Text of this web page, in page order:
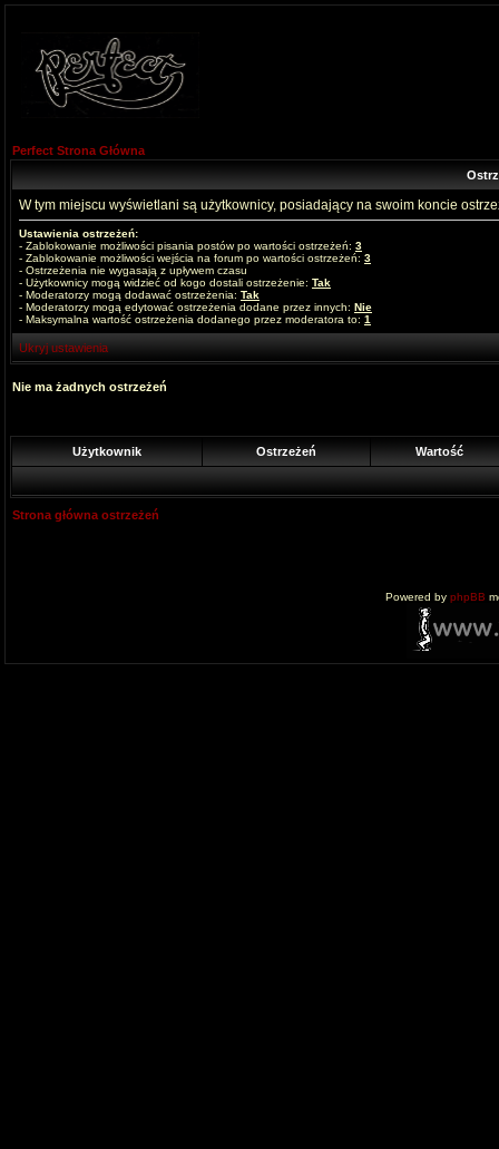
Perfect Strona Główna
W tym miejscu wyświetlani są użytkownicy, posiadający na swoim koncie
Ustawienia ostrzeżeń:
- Zablokowanie możliwości pisania postów po wartości ostrzeżeń: 3
- Zablokowanie możliwości wejścia na forum po wartości ostrzeżeń: 3
- Ostrzeżenia nie wygasają z upływem czasu
- Użytkownicy mogą widzieć od kogo dostali ostrzeżenie: Tak
- Moderatorzy mogą dodawać ostrzeżenia: Tak
- Moderatorzy mogą edytować ostrzeżenia dodane przez innych: Nie
- Maksymalna wartość ostrzeżenia dodanego przez moderatora to: 1
Ukryj ustawienia
Nie ma żadnych ostrzeżeń
Użytkownik Ostrzeżeń Wartość
Strona główna ostrzeżeń
Powered by phpBB